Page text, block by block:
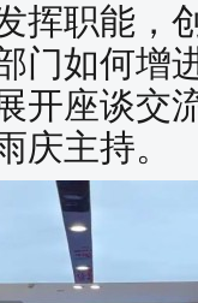
挥职能，
门如何增
开座谈交
庆主持。